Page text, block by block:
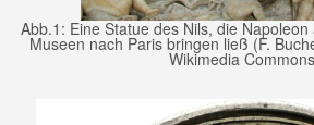
Abb.1: Eine Statue des Nils, die
Museen nach Paris bringen ließ (F.
Wikimedia